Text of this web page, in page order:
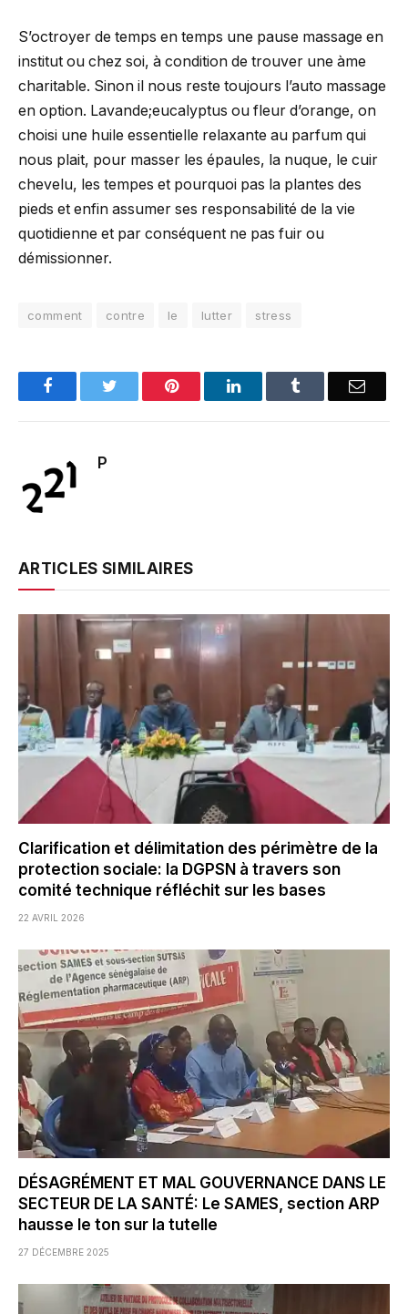
S’octroyer de temps en temps une pause massage en
institut ou chez soi, à condition de trouver une àme
charitable. Sinon il nous reste toujours l’auto massage
en option. Lavande;eucalyptus ou fleur d’orange, on
choisi une huile essentielle relaxante au parfum qui
nous plait, pour masser les épaules, la nuque, le cuir
chevelu, les tempes et pourquoi pas la plantes des
pieds et enfin assumer ses responsabilité de la vie
quotidienne et par conséquent ne pas fuir ou
démissionner.
comment contre le lutter stress
FacebookTwitter Pinterest LinkedInTumblr Email
P
ARTICLES SIMILAIRES
Clarification et délimitation des périmètre de la
protection sociale: la DGPSN à travers son
comité technique réfléchit sur les bases
22 AVRIL 2026
DÉSAGRÉMENT ET MAL GOUVERNANCE DANS LE
SECTEUR DE LA SANTÉ: Le SAMES, section ARP
hausse le ton sur la tutelle
27 DÉCEMBRE 2025